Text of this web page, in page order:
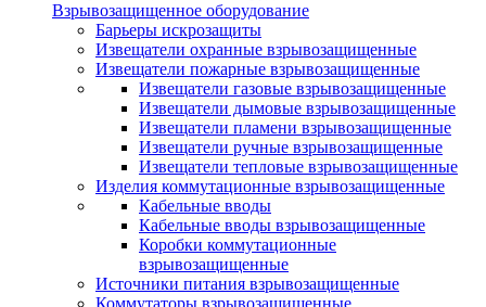
Взрывозащищенное оборудование
Барьеры искрозащиты
Извещатели охранные взрывозащищенные
Извещатели пожарные взрывозащищенные
Извещатели газовые взрывозащищенные
Извещатели дымовые взрывозащищенные
Извещатели пламени взрывозащищенные
Извещатели ручные взрывозащищенные
Извещатели тепловые взрывозащищенные
Изделия коммутационные взрывозащищенные
Кабельные вводы
Кабельные вводы взрывозащищенные
Коробки коммутационные
взрывозащищенные
Источники питания взрывозащищенные
Коммутаторы взрывозащищенные